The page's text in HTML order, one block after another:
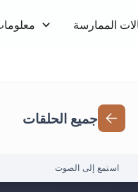
الممارسة
جميع الحلقات
استمع إلى الصوت